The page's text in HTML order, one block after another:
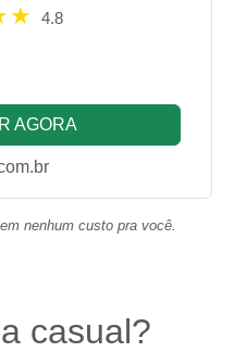
4.8
AGORA
nenhum custo pra você.
casual?